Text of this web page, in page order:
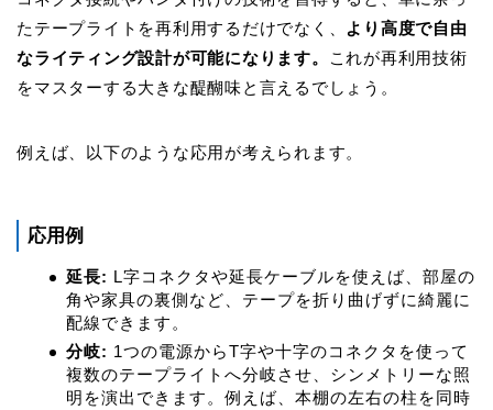
たテープライトを再利用するだけでなく、 より高度で自由
なライティング設計が可能になります。
これが再利用技術
をマスターする大きな醍醐味と言えるでしょう。
例えば、以下のような応用が考えられます。
応用例
延長: L字コネクタや延長ケーブルを使えば、部屋の
角や家具の裏側など、テープを折り曲げずに綺麗に
配線できます。
分岐: 1つの電源からT字や十字のコネクタを使って
複数のテープライトへ分岐させ、シンメトリーな照
明を演出できます。例えば、本棚の左右の柱を同時